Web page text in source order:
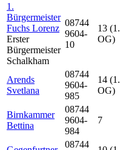
1.
Bürgermeister
Fuchs Lorenz
Erster
Bürgermeister
Schalkham
08744
9604-
10
13 (1.
OG)
Arends
Svetlana
08744
9604-
985
14 (1.
OG)
Birnkammer
Bettina
08744
9604-
984
7
08744